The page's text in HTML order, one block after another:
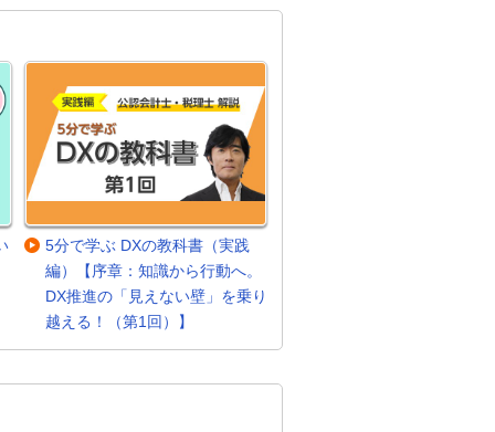
5分で学ぶ DXの教科書（実践
編）【序章：知識から行動へ。
DX推進の「見えない壁」を乗り
越える！（第1回）】